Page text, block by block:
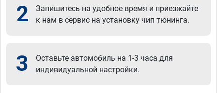
2
Запишитесь на удобное время и приезжайте
к нам в сервис на установку чип тюнинга.
3
Оставьте автомобиль на 1-3 часа для
индивидуальной настройки.